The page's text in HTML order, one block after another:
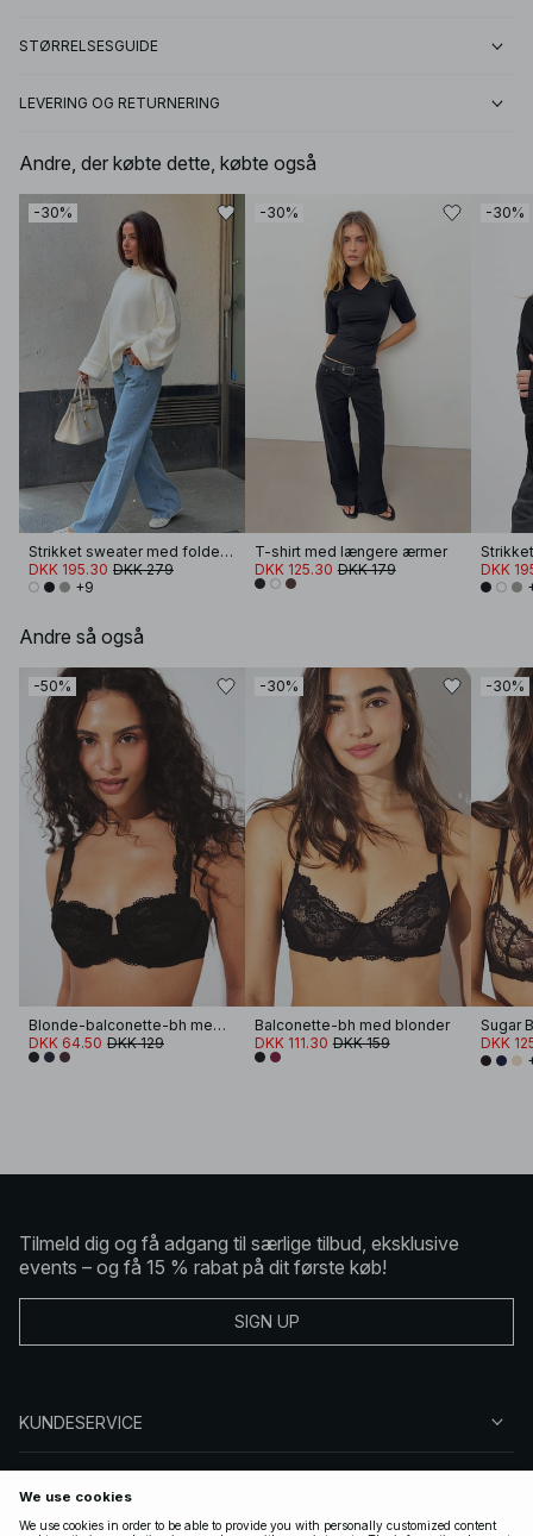
STØRRELSESGUIDE
LEVERING OG RETURNERING
Andre, der købte dette, købte også
-30%
Strikket sweater med foldet ærme
DKK 195.30 DKK 279
+9
-30%
T-shirt med længere ærmer
DKK 125.30 DKK 179
-30%
DKK
Andre så også
-50%
Blonde-balconette-bh med brede stropper
DKK 64.50 DKK 129
-30%
Balconette-bh med blonder
DKK 111.30 DKK 159
-30%
DKK
Tilmeld dig og få adgang til særlige tilbud, eksklusive
events – og få 15 % rabat på dit første køb!
SIGN UP
KUNDESERVICE